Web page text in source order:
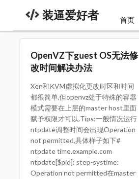
装逼爱好者 首页
OpenVZ下guest OS无法修
改时间解决办法
Xen和KVM虚拟化更改时区和时间
都很简单,但openvz处于特殊的容器
模式需要在上层的master host里面
赋予权限才可以.Tips:一般情况运行
ntpdate调整时间会出现Operation
not permitted,具体样子如下#
ntpdate time.example.com
ntpdate[$pid]: step-systime:
Operation not permitted在master